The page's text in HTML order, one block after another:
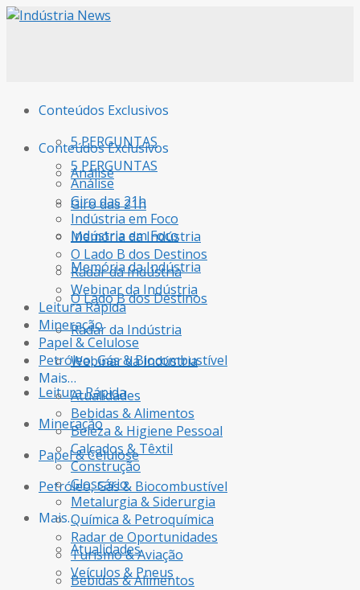
Conteúdos Exclusivos
5 PERGUNTAS
Análise
Giro das 21h
Indústria em Foco
Memória da Indústria
O Lado B dos Destinos
Radar da Indústria
Webinar da Indústria
Leitura Rápida
Mineração
Papel & Celulose
Petróleo, Gás & Biocombustível
Mais…
Atualidades
Bebidas & Alimentos
Conteúdos Exclusivos
5 PERGUNTAS
Análise
Giro das 21h
Indústria em Foco
Memória da Indústria
O Lado B dos Destinos
Radar da Indústria
Webinar da Indústria
Leitura Rápida
Mineração
Papel & Celulose
Petróleo, Gás & Biocombustível
Mais…
Atualidades
Bebidas & Alimentos
Beleza & Higiene Pessoal
Calçados & Têxtil
Construção
Glossário
Metalurgia & Siderurgia
Química & Petroquímica
Radar de Oportunidades
Turismo & Aviação
Veículos & Pneus